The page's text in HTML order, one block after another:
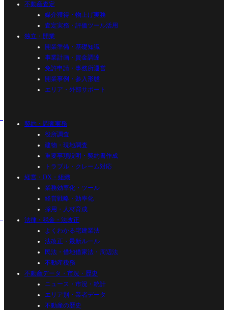
不動産査定
媒介獲得・物上げ実務
査定実務・評価ツール活用
独立・開業
開業準備・基礎知識
事業計画・資金調達
免許申請・事務所運営
開業事例・参入形態
エリア・外部サポート
契約・調査実務
役所調査
建物・現地調査
重要事項説明・契約書作成
トラブル・クレーム対応
経営・DX・組織
業務効率化・ツール
経営戦略・効率化
採用・人材育成
法律・税金・法改正
よくわかる宅建業法
法改正・最新ルール
民法・借地借家法・周辺法
不動産税務
不動産データ・市況・歴史
ニュース・市況・統計
エリア別・業者データ
不動産の歴史